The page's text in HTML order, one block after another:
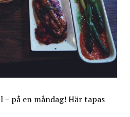
på en måndag! Här tapas